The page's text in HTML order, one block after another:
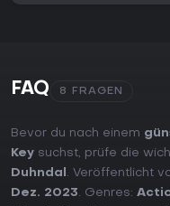
FAQ 8 FRAGEN
Bevor du nach einem
Key suchst, prüfe die
Duhndal . Veröffentlicht
Dez. 2023. Genres: